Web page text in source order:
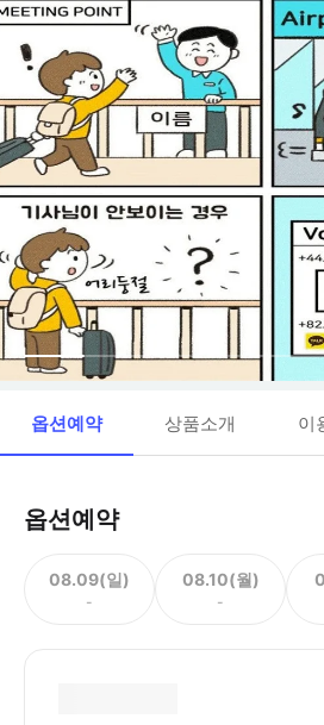
옵션예약 상품소개 이
옵션예약
08.09(일)
-
08.10(월)
-